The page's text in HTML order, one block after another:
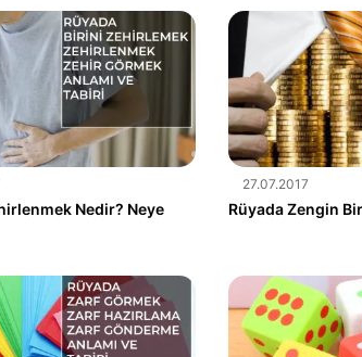
Nedir? Neye
27.07.2017
Rüyada Zengin